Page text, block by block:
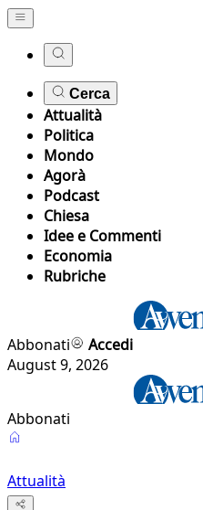
Cerca
Attualità
Politica
Mondo
Agorà
Podcast
Chiesa
Idee e Commenti
Economia
Rubriche
Abbonati
Accedi
August 9, 2026
Abbonati
Attualità